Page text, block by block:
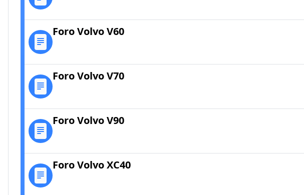
Foro Volvo V60
Foro Volvo V70
Foro Volvo V90
Foro Volvo XC40